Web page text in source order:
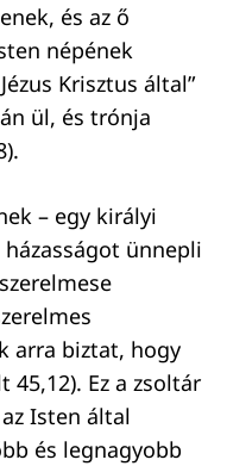
és az ő
népének
Krisztus által”
ül, és trónja
– egy királyi
ünnepli
arra biztat, hogy
Ez a zsoltár
Isten által
és legnagyobb